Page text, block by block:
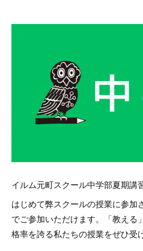
イルム元町スクール中学部夏期講
はじめて弊スクールの授業に参加
でご参加いただけます。「教える
格率を誇る私たちの授業をぜひ受